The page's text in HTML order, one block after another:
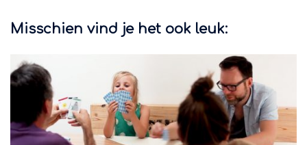
Misschien vind je het ook leuk: